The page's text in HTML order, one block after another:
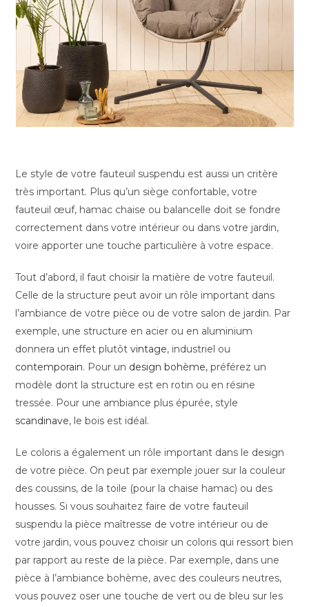
Le style de votre fauteuil suspendu est aussi un critère
très important. Plus qu’un siège confortable, votre
fauteuil œuf, hamac chaise ou balancelle doit se fondre
correctement dans votre intérieur ou dans votre jardin,
voire apporter une touche particulière à votre espace.
Tout d’abord, il faut choisir la matière de votre fauteuil.
Celle de la structure peut avoir un rôle important dans
l’ambiance de votre pièce ou de votre salon de jardin. Par
exemple, une structure en acier ou en aluminium
donnera un effet plutôtvintage, industriel ou
contemporain. Pour un design bohème, préférez un
modèle dont la structure est en rotin ou en résine
tressée. Pour une ambiance plus épurée, style
scandinave, le bois est idéal.
Le coloris a également un rôle important dans le design
de votre pièce. On peut par exemple jouer sur la couleur
des coussins, de la toile (pour la chaise hamac) ou des
housses. Si vous souhaitez faire de votre fauteuil
suspendu la pièce maîtresse de votre intérieur ou de
votre jardin, vous pouvez choisir un coloris qui ressort bien
par rapport au reste de la pièce. Par exemple, dans une
pièce à l’ambiance bohème, avec des couleurs neutres,
vous pouvez oser une touche de vert ou de bleu sur les